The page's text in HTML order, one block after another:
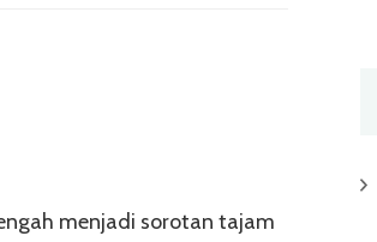
menjadi sorotan tajam